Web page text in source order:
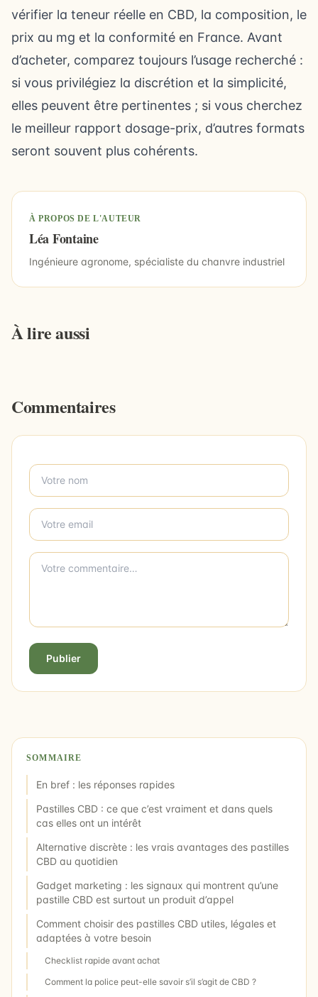
vérifier la teneur réelle en CBD, la composition, le
prix au mg et la conformité en France. Avant
d’acheter, comparez toujours l’usage recherché :
si vous privilégiez la discrétion et la simplicité,
elles peuvent être pertinentes ; si vous cherchez
le meilleur rapport dosage-prix, d’autres formats
seront souvent plus cohérents.
À PROPOS DE L'AUTEUR
Léa Fontaine
Ingénieure agronome, spécialiste du chanvre industriel
À lire aussi
Commentaires
Publier
SOMMAIRE
En bref : les réponses rapides
Pastilles CBD : ce que c’est vraiment et dans quels
cas elles ont un intérêt
Alternative discrète : les vrais avantages des pastilles
CBD au quotidien
Gadget marketing : les signaux qui montrent qu’une
pastille CBD est surtout un produit d’appel
Comment choisir des pastilles CBD utiles, légales et
adaptées à votre besoin
Checklist rapide avant achat
Comment la police peut-elle savoir s’il s’agit de CBD ?